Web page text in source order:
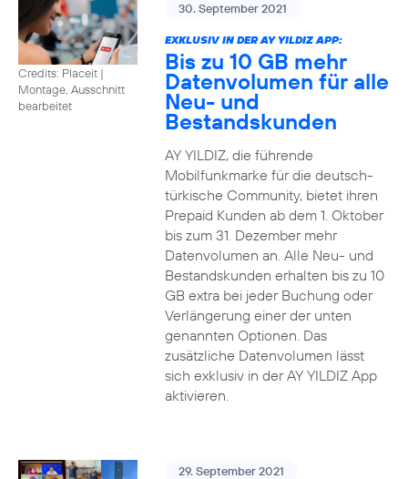
Credits: Placeit |
Montage, Ausschnitt
bearbeitet
30. September 2021
EXKLUSIV IN DER AY YILDIZ APP:
Bis zu 10 GB mehr
Datenvolumen für alle
Neu- und
Bestandskunden
AY YILDIZ, die führende
Mobilfunkmarke für die deutsch-
türkische Community, bietet ihren
Prepaid Kunden ab dem 1. Oktober
bis zum 31. Dezember mehr
Datenvolumen an. Alle Neu- und
Bestandskunden erhalten bis zu 10
GB extra bei jeder Buchung oder
Verlängerung einer der unten
genannten Optionen. Das
zusätzliche Datenvolumen lässt
sich exklusiv in der AY YILDIZ App
aktivieren.
29. September 2021